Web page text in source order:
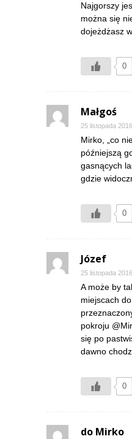
Najgorszy
można się
dojeżdżasz
0
Małgoś
25 listopada
Mirko, „co
późniejszą
gasnących
gdzie
0
Józef
25 listopada
A może by
miejscach
pokroju
się po
dawno
0
do Mirko